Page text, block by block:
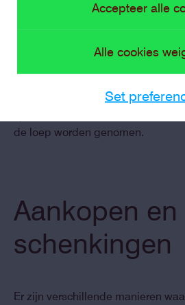
Accepteer alle
Alle cookies
Set
archiefonderzoek, interviews met
thematische
wordt toegankelijk gemaakt voor
(binnenkort online) en tijdelijke
de loep worden genomen.
Aankopen en
schenkingen
Er zijn verschillende manieren